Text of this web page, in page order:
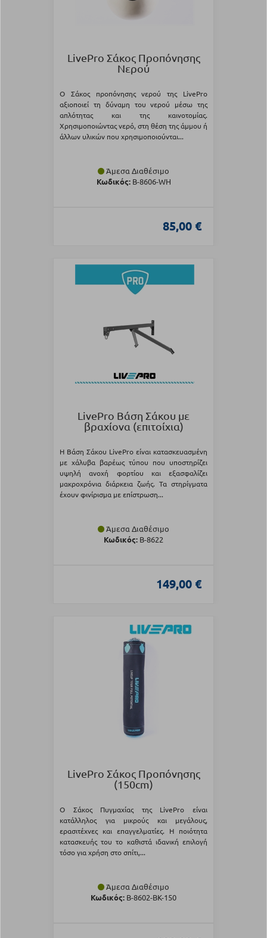
LivePro Σάκος Προπόνησης
Νερού
Ο Σάκος προπόνησης νερού της LivePro
αξιοποιεί τη δύναμη του νερού μέσω της
απλότητας και της καινοτομίας.
Χρησιμοποιώντας νερό, στη θέση της άμμου ή
άλλων υλικών που χρησιμοποιούνται...
Άμεσα Διαθέσιμο
Κωδικός:Β-8606-WH
85,00 €
LivePro Βάση Σάκου με
βραχίονα (επιτοίχια)
Η Βάση Σάκου LivePro είναι κατασκευασμένη
με χάλυβα βαρέως τύπου που υποστηρίζει
υψηλή ανοχή φορτίου και εξασφαλίζει
μακροχρόνια διάρκεια ζωής. Τα στηρίγματα
έχουν φινίρισμα με επίστρωση...
Άμεσα Διαθέσιμο
Κωδικός: Β-8622
149,00 €
LivePro Σάκος Προπόνησης
(150cm)
Ο Σάκος Πυγμαχίας της LivePro είναι
κατάλληλος για μικρούς και μεγάλους,
ερασιτέχνες και επαγγελματίες. Η ποιότητα
κατασκευής του το καθιστά ιδανική επιλογή
τόσο για χρήση στο σπίτι,...
Άμεσα Διαθέσιμο
Κωδικός: Β-8602-BK-150